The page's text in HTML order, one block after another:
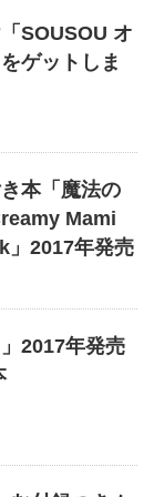
SOUSOU オ
ゲットしま
本「魔法の
Mami
2017年発売
2017年発売